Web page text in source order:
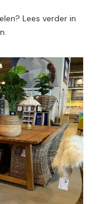
Lees verder in